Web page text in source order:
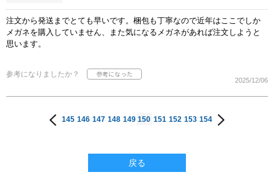
注文から発送までとても早いです。梱包も丁寧なので近年はここでしか
メガネを購入していません、また気になるメガネがあれば注文しようと
思います。
参考になりましたか？
2025/12/06
145 146 147 148 149 150 151 152 153 154
戻る